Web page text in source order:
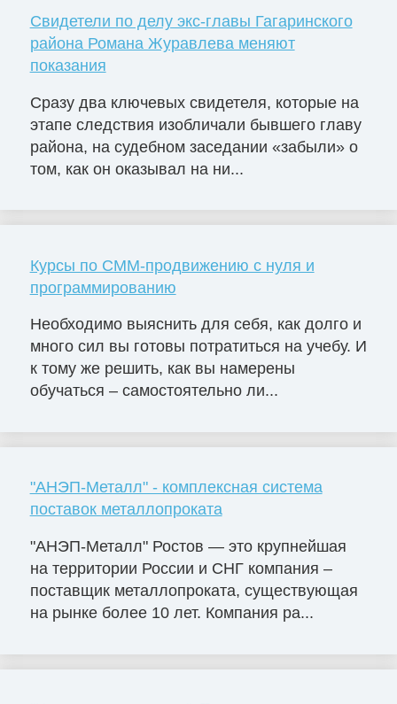
Свидетели по делу экс-главы Гагаринского
района Романа Журавлева меняют
показания
Сразу два ключевых свидетеля, которые на
этапе следствия изобличали бывшего главу
района, на судебном заседании «забыли» о
том, как он оказывал на ни...
Курсы по СММ-продвижению с нуля и
программированию
Необходимо выяснить для себя, как долго и
много сил вы готовы потратиться на учебу. И
к тому же решить, как вы намерены
обучаться – самостоятельно ли...
"АНЭП-Металл" - комплексная система
поставок металлопроката
"АНЭП-Металл" Ростов — это крупнейшая
на территории России и СНГ компания –
поставщик металлопроката, существующая
на рынке более 10 лет. Компания ра...